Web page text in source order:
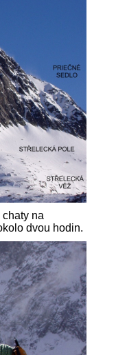
na
dvou hodin.